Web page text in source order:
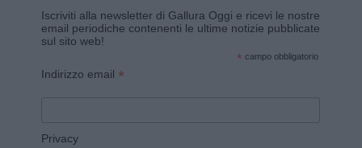
Iscriviti alla newsletter di Gallura Oggi e ricevi le nostre
email periodiche contenenti le ultime notizie pubblicate
sul sito web!
* campo obbligatorio
Indirizzo email *
Privacy